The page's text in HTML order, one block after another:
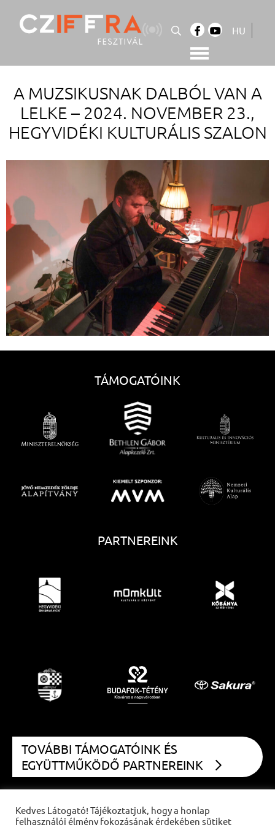
content
HU
A MUZSIKUSNAK DALBÓL VAN A
LELKE – 2024. NOVEMBER 23.,
HEGYVIDÉKI KULTURÁLIS SZALON
TÁMOGATÓINK
PARTNEREINK
TOVÁBBI TÁMOGATÓINK ÉS
EGYÜTTMŰKÖDŐ PARTNEREINK
COPYRIGHT CZIFFRA FESZTIVÁL2021 | MINDEN JOG FENNTARTVA
Kedves Látogató! Tájékoztatjuk, hogy a honlap
felhasználói élmény fokozásának érdekében sütiket